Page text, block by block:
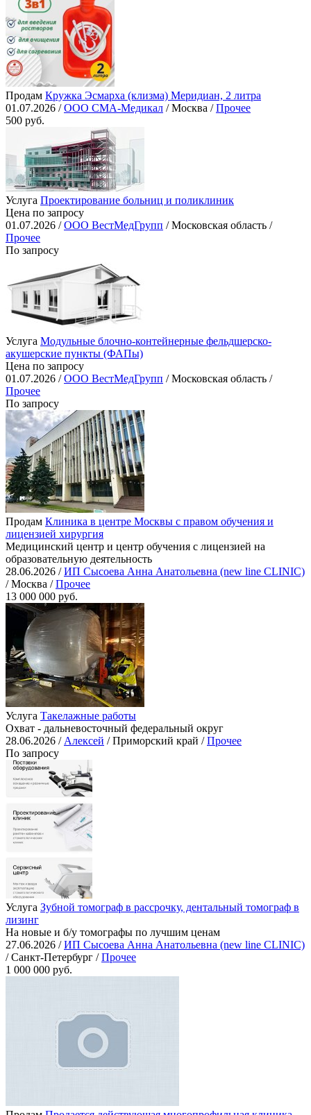
Продам Кружка Эсмарха (клизма) Меридиан, 2 литра
01.07.2026 /ООО СМА-Медикал / Москва /Прочее
500 руб.
Услуга Проектирование больниц и поликлиник
Цена по запросу
01.07.2026 /ООО ВестМедГрупп / Московская область /
Прочее
По запросу
Услуга Модульные блочно-контейнерные фельдшерско-
акушерские пункты (ФАПы)
Цена по запросу
01.07.2026 /ООО ВестМедГрупп / Московская область /
Прочее
По запросу
Продам Клиника в центре Москвы с правом обучения и
лицензией хирургия
Медицинский центр и центр обучения с лицензией на
образовательную деятельность
28.06.2026 /ИП Сысоева Анна Анатольевна (new line CLINIC)
/ Москва /Прочее
13 000 000 руб.
Услуга Такелажные работы
Охват - дальневосточный федеральный округ
28.06.2026 / Алексей / Приморский край /Прочее
По запросу
Услуга Зубной томограф в рассрочку, дентальный томограф в
лизинг
На новые и б/у томографы по лучшим ценам
27.06.2026 /ИП Сысоева Анна Анатольевна (new line CLINIC)
/ Санкт-Петербург /Прочее
1 000 000 руб.